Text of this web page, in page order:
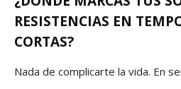
RESISTENCIAS EN
CORTAS?
Nada de complicarte la vida. En